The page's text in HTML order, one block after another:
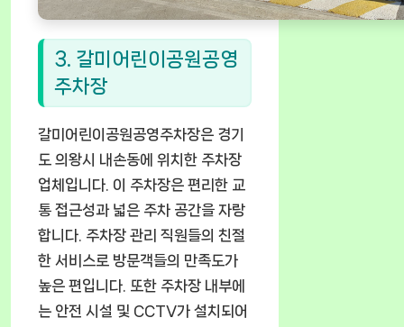
3. 갈미어린이공원공영
주차장
갈미어린이공원공영주차장은 경기
도 의왕시 내손동에 위치한 주차장
업체입니다. 이 주차장은 편리한 교
통 접근성과 넓은 주차 공간을 자랑
합니다. 주차장 관리 직원들의 친절
한 서비스로 방문객들의 만족도가
높은 편입니다. 또한 주차장 내부에
는 안전 시설 및 CCTV가 설치되어